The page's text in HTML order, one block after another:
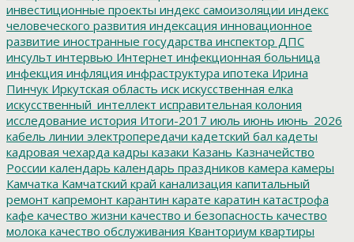
инвестиционные проекты индекс самоизоляции индекс
человеческого развития индексация инновационное
развитие иностранные государства инспектор ДПС
инсульт интервью Интернет инфекционная больница
инфекция инфляция инфраструктура ипотека Ирина
Пинчук Иркутская область иск искусственная елка
искусственный_интеллект исправительная колония
исследование история Итоги-2017 июль июнь июнь_2026
кабель линии электропередачи кадетский бал кадеты
кадровая чехарда кадры казаки Казань Казначейство
России календарь календарь праздников камера камеры
Камчатка Камчатский край канализация капитальный
ремонт капремонт карантин карате каратин катастрофа
кафе качество жизни качество и безопасность качество
молока качество обслуживания Кванториум квартиры